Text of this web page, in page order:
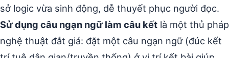
sở logic vừa sinh động, dễ thuyết phục người đọc.
Sử dụng câu ngạn ngữ làm câu kết là một thủ pháp
nghệ thuật đắt giá: đặt một câu ngạn ngữ (đúc kết